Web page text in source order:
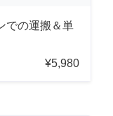
での運搬＆単
¥5,980